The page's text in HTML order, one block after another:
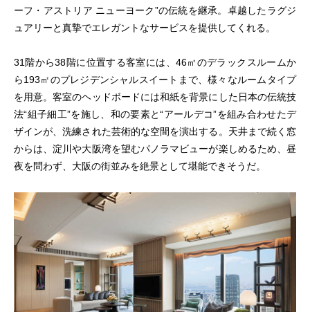
ーフ・アストリア ニューヨーク”の伝統を継承。卓越したラグジ
ュアリーと真摯でエレガントなサービスを提供してくれる。
31階から38階に位置する客室には、46㎡のデラックスルームか
ら193㎡のプレジデンシャルスイートまで、様々なルームタイプ
を用意。客室のヘッドボードには和紙を背景にした日本の伝統技
法“組子細工”を施し、和の要素と“アールデコ”を組み合わせたデ
ザインが、洗練された芸術的な空間を演出する。天井まで続く窓
からは、淀川や大阪湾を望むパノラマビューが楽しめるため、昼
夜を問わず、大阪の街並みを絶景として堪能できそうだ。